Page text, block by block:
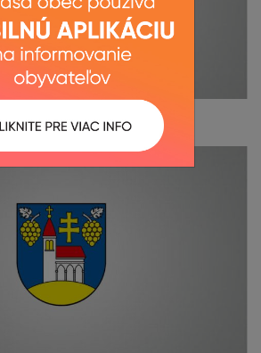
parlamentu 2024